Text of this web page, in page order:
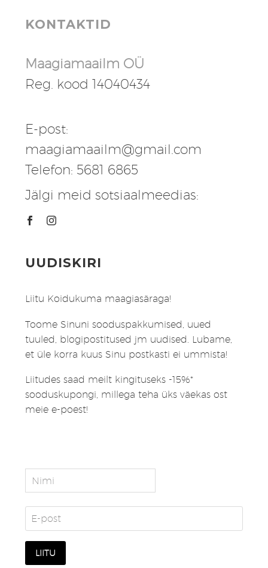
KONTAKTID
Maagiamaailm OÜ
Reg. kood 14040434
E-post:
maagiamaailm@gmail.com
Telefon: 5681 6865
Jälgi meid sotsiaalmeedias:
UUDISKIRI
Liitu Koidukuma maagiasäraga!
Toome Sinuni sooduspakkumised, uued
tuuled, blogipostitused jm uudised. Lubame,
et üle korra kuus Sinu postkasti ei ummista!
Liitudes saad meilt kingituseks -15%*
sooduskupongi, millega teha üks väekas ost
meie e-poest!